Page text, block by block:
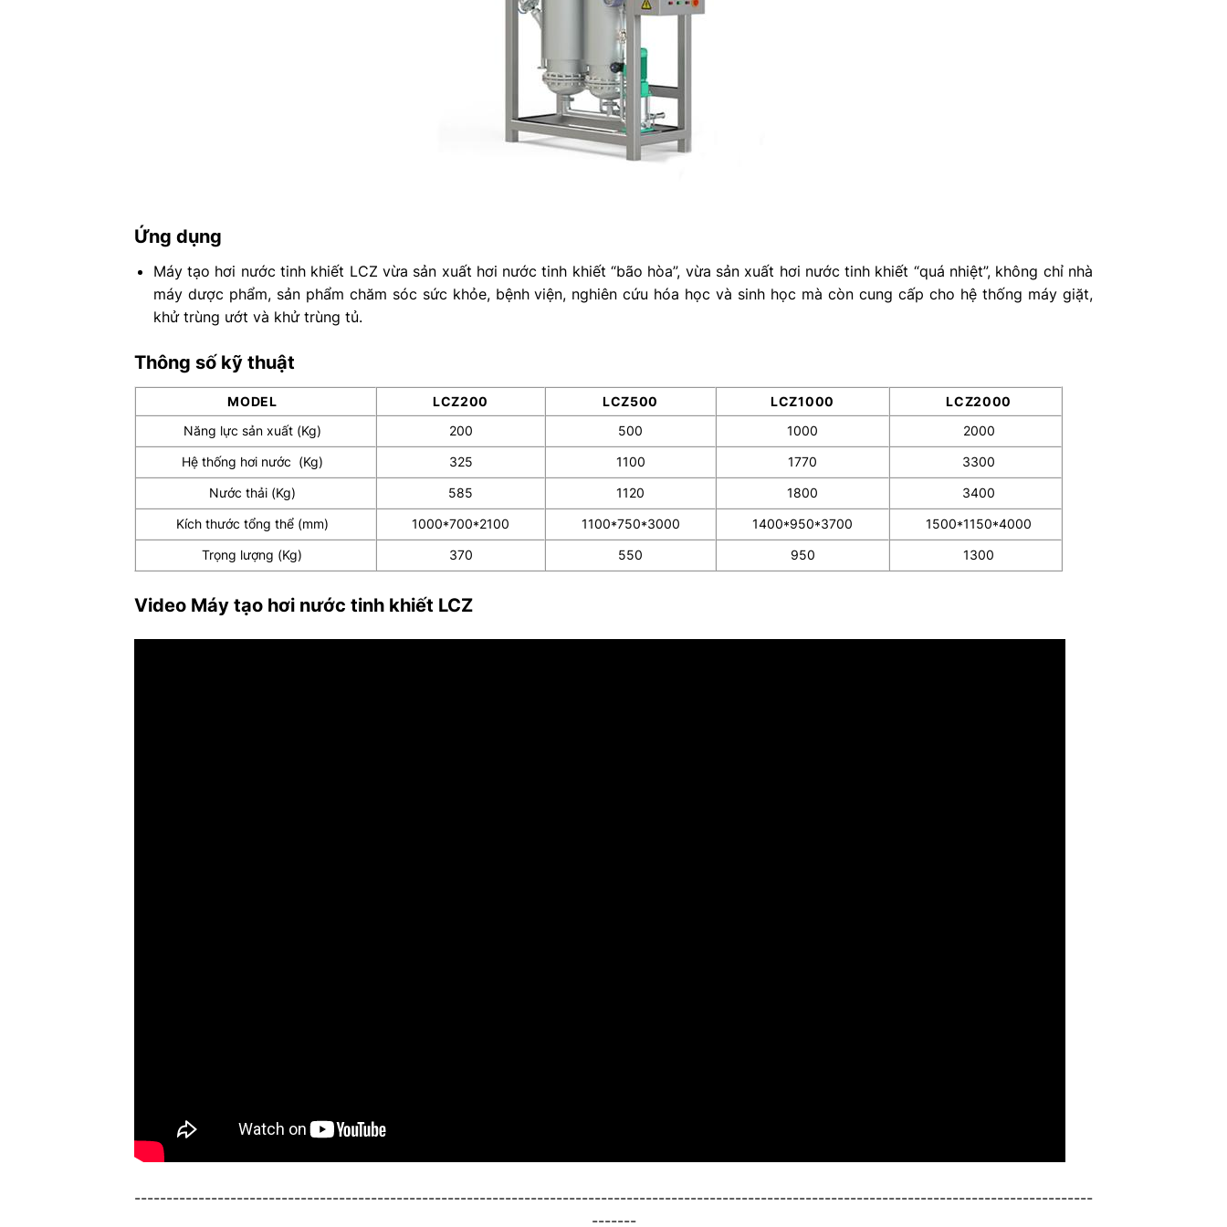
Ứng dụng
Máy tạo hơi nước tinh khiết LCZ vừa sản xuất hơi nước tinh khiết “bão hòa”, vừa sản xuất hơi nước tinh khiết “quá nhiệt”, không chỉ nhà
máy dược phẩm, sản phẩm chăm sóc sức khỏe, bệnh viện, nghiên cứu hóa học và sinh học mà còn cung cấp cho hệ thống máy giặt,
khử trùng ướt và khử trùng tủ.
Thông số kỹ thuật
MODEL LCZ200 LCZ500 LCZ1000
LCZ2000
Năng lực sản xuất (Kg)
200 500 1000
2000
Hệ thống hơi nước (Kg)
325 1100 1770
3300
Nước thải (Kg)
585 1120 1800
3400
Kích thước tổng thể (mm)
1000*700*2100 1100*750*3000 1400*950*3700
1500*1150*4000
Trọng lượng (Kg)
370 550 950 1300
Video Máy tạo hơi nước tinh khiết LCZ
------------------------------------------------------------------------------------------------------------------------------------------------------
-------